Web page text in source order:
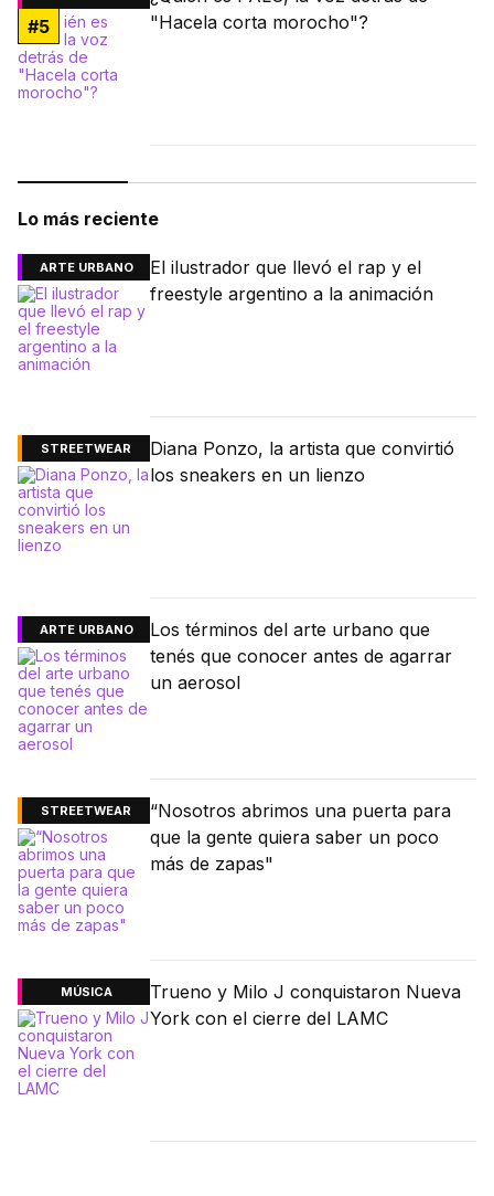
#5
"Hacela corta morocho"?
Lo más reciente
ARTE URBANO
El ilustrador que llevó el rap y el
freestyle argentino a la animación
STREETWEAR
Diana Ponzo, la artista que convirtió
los sneakers en un lienzo
ARTE URBANO
Los términos del arte urbano que
tenés que conocer antes de agarrar
un aerosol
STREETWEAR
“Nosotros abrimos una puerta para
que la gente quiera saber un poco
más de zapas"
MÚSICA
Trueno y Milo J conquistaron Nueva
York con el cierre del LAMC